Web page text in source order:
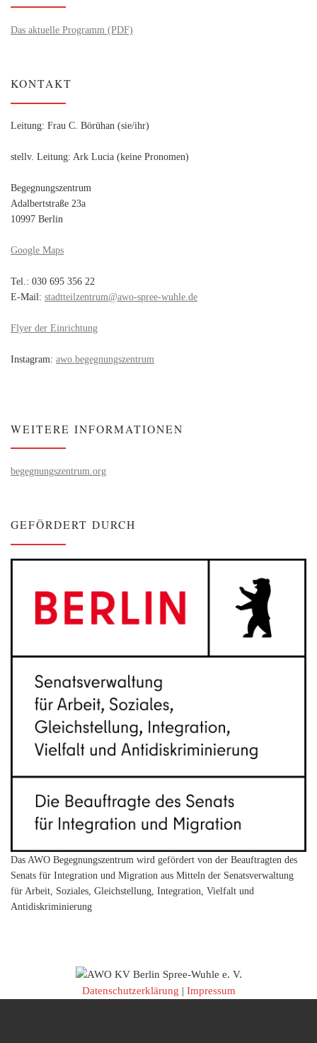
Das aktuelle Programm (PDF)
KONTAKT
Leitung: Frau C. Börühan (sie/ihr)
stellv. Leitung: Ark Lucia (keine Pronomen)
Begegnungszentrum
Adalbertstraße 23a
10997 Berlin
Google Maps
Tel.: 030 695 356 22
E-Mail: stadtteilzentrum@awo-spree-wuhle.de
Flyer der Einrichtung
Instagram: awo.begegnungszentrum
WEITERE INFORMATIONEN
begegnungszentrum.org
GEFÖRDERT DURCH
Das AWO Begegnungszentrum wird gefördert von der Beauftragten des
Senats für Integration und Migration aus Mitteln der Senatsverwaltung
für Arbeit, Soziales, Gleichstellung, Integration, Vielfalt und
Antidiskriminierung
Datenschutzerklärung | Impressum